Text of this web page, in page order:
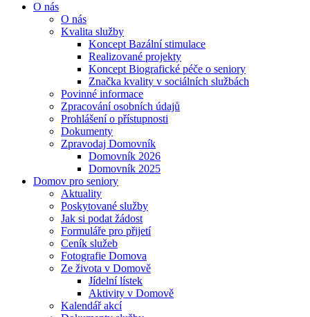
O nás
O nás
Kvalita služby
Koncept Bazální stimulace
Realizované projekty
Koncept Biografické péče o seniory
Značka kvality v sociálních službách
Povinné informace
Zpracování osobních údajů
Prohlášení o přístupnosti
Dokumenty
Zpravodaj Domovník
Domovník 2026
Domovník 2025
Domov pro seniory
Aktuality
Poskytované služby
Jak si podat žádost
Formuláře pro přijetí
Ceník služeb
Fotografie Domova
Ze života v Domově
Jídelní lístek
Aktivity v Domově
Kalendář akcí